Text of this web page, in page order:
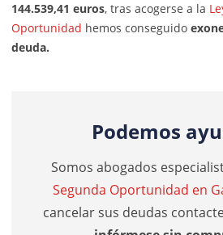
144.539,41 euros, tras acogerse a la
Oportunidad hemos conseguido
deuda.
Podemos
Somos abogados
Segunda Oportunidad en
cancelar sus deudas